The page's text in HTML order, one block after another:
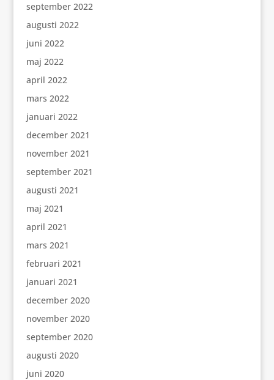
september 2022
augusti 2022
juni 2022
maj 2022
april 2022
mars 2022
januari 2022
december 2021
november 2021
september 2021
augusti 2021
maj 2021
april 2021
mars 2021
februari 2021
januari 2021
december 2020
november 2020
september 2020
augusti 2020
juni 2020